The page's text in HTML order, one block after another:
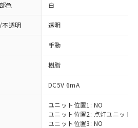
色 白
透明 透明
手動
樹脂
DC5V 6mA
ユニット位置1: NO
ユニット位置2: 点灯ユニット
ユニット位置3: NO